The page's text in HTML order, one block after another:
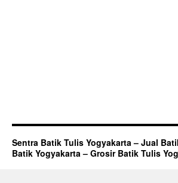
Sentra Batik Tulis Yogyakarta – Jual
Batik Yogyakarta – Grosir Batik Tulis